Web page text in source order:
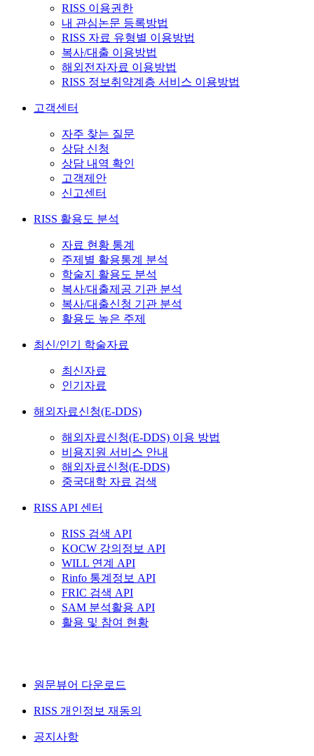
RISS 이용권한
내 관심논문 등록방법
RISS 자료 유형별 이용방법
복사/대출 이용방법
해외전자자료 이용방법
RISS 정보취약계층 서비스 이용방법
고객센터
자주 찾는 질문
상담 신청
상담 내역 확인
고객제안
신고센터
RISS 활용도 분석
자료 현황 통계
주제별 활용통계 분석
학술지 활용도 분석
복사/대출제공 기관 분석
복사/대출신청 기관 분석
활용도 높은 주제
최신/인기 학술자료
최신자료
인기자료
해외자료신청(E-DDS)
해외자료신청(E-DDS) 이용 방법
비용지원 서비스 안내
해외자료신청(E-DDS)
중국대학 자료 검색
RISS API 센터
RISS 검색 API
KOCW 강의정보 API
WILL 연계 API
Rinfo 통계정보 API
FRIC 검색 API
SAM 분석활용 API
활용 및 참여 현황
원문뷰어 다운로드
RISS 개인정보 재동의
공지사항